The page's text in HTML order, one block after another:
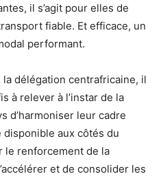
il s’agit pour elles de
fiable. Et efficace, un
performant.
délégation centrafricaine, il
à relever à l’instar de la
d’harmoniser leur cadre
disponible aux côtés du
le renforcement de la
et de consolider les